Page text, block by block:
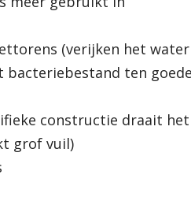
(verijken het water
ten
constructie draait het
grof vuil)